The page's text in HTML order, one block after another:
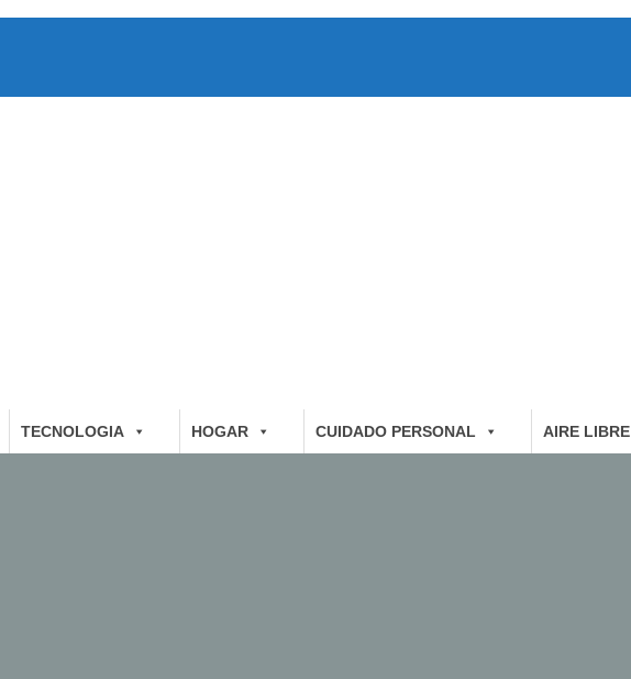
TECNOLOGIA HOGAR CUIDADO PERSONAL AIRE LIBRE